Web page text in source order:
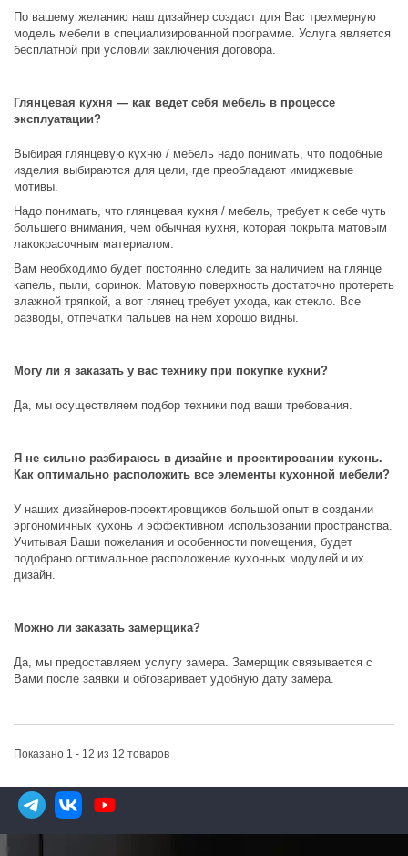
По вашему желанию наш дизайнер создаст для Вас трехмерную
модель мебели в специализированной программе. Услуга является
бесплатной при условии заключения договора.
Глянцевая кухня — как ведет себя мебель в процессе
эксплуатации?
Выбирая глянцевую кухню / мебель надо понимать, что подобные
изделия выбираются для цели, где преобладают имиджевые
мотивы.
Надо понимать, что глянцевая кухня / мебель, требует к себе чуть
большего внимания, чем обычная кухня, которая покрыта матовым
лакокрасочным материалом.
Вам необходимо будет постоянно следить за наличием на глянце
капель, пыли, соринок. Матовую поверхность достаточно протереть
влажной тряпкой, а вот глянец требует ухода, как стекло. Все
разводы, отпечатки пальцев на нем хорошо видны.
Могу ли я заказать у вас технику при покупке кухни?
Да, мы осуществляем подбор техники под ваши требования.
Я не сильно разбираюсь в дизайне и проектировании кухонь.
Как оптимально расположить все элементы кухонной мебели?
У наших дизайнеров-проектировщиков большой опыт в создании
эргономичных кухонь и эффективном использовании пространства.
Учитывая Ваши пожелания и особенности помещения, будет
подобрано оптимальное расположение кухонных модулей и их
дизайн.
Можно ли заказать замерщика?
Да, мы предоставляем услугу замера. Замерщик связывается с
Вами после заявки и обговаривает удобную дату замера.
Показано 1 - 12 из 12 товаров